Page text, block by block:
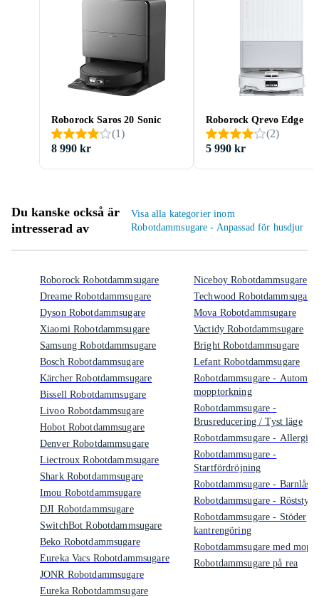
Roborock Saros 20 Sonic
(1)
8 990 kr
Roborock Qrevo Edge
(2)
5 990 kr
Du kanske också är
intresserad av
Visa alla kategorier inom
Robotdammsugare - Anpassad för husdjur
Roborock Robotdammsugare
Dreame Robotdammsugare
Dyson Robotdammsugare
Xiaomi Robotdammsugare
Samsung Robotdammsugare
Bosch Robotdammsugare
Kärcher Robotdammsugare
Bissell Robotdammsugare
Livoo Robotdammsugare
Hobot Robotdammsugare
Denver Robotdammsugare
Liectroux Robotdammsugare
Shark Robotdammsugare
Imou Robotdammsugare
DJI Robotdammsugare
SwitchBot Robotdammsugare
Beko Robotdammsugare
Eureka Vacs Robotdammsugare
JONR Robotdammsugare
Eureka Robotdammsugare
Niceboy Robotdammsugare
Techwood Robotdammsugare
Mova Robotdammsugare
Vactidy Robotdammsugare
Bright Robotdammsugare
Lefant Robotdammsugare
Robotdammsugare -
mopptorkning
Robotdammsugare -
Brusreducering / Tyst läge
Robotdammsugare -
Robotdammsugare -
Startfördröjning
Robotdammsugare - Barnlås
Robotdammsugare -
Robotdammsugare - Stöder
kantrengöring
Robotdammsugare med mopp
Robotdammsugare på rea